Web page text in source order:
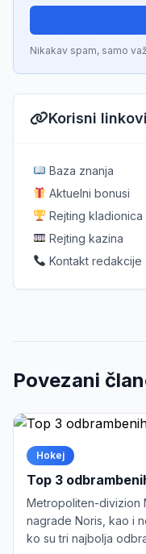
Nikakav spam, samo
Korisni linkovi
Baza znanja
Aktuelni bonusi
Rejting kladionica
Rejting kazina
Kontakt redakcije
Povezani
Hokej
Top 3
Metropoliten-divizion
nagrade Noris, kao i
ko su tri najbolja